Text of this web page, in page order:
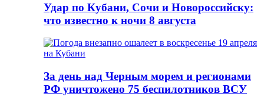
Удар по Кубани, Сочи и Новороссийску:
что известно к ночи 8 августа
За день над Черным морем и регионами
РФ уничтожено 75 беспилотников ВСУ